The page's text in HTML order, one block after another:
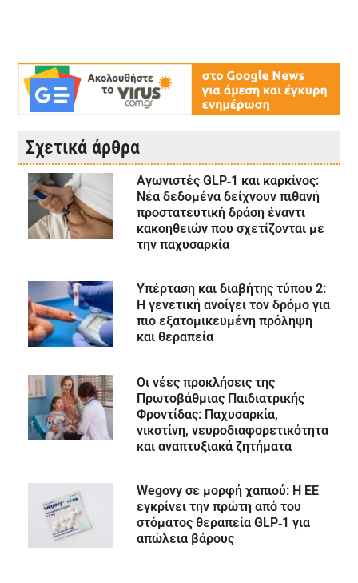
Σχετικά άρθρα
Αγωνιστές GLP‑1 και καρκίνος:
Νέα δεδομένα δείχνουν πιθανή
προστατευτική δράση έναντι
κακοηθειών που σχετίζονται με
την παχυσαρκία
Υπέρταση και διαβήτης τύπου 2:
Η γενετική ανοίγει τον δρόμο για
πιο εξατομικευμένη πρόληψη
και θεραπεία
Οι νέες προκλήσεις της
Πρωτοβάθμιας Παιδιατρικής
Φροντίδας: Παχυσαρκία,
νικοτίνη, νευροδιαφορετικότητα
και αναπτυξιακά ζητήματα
Wegovy σε μορφή χαπιού: Η ΕΕ
εγκρίνει την πρώτη από του
στόματος θεραπεία GLP‑1 για
απώλεια βάρους